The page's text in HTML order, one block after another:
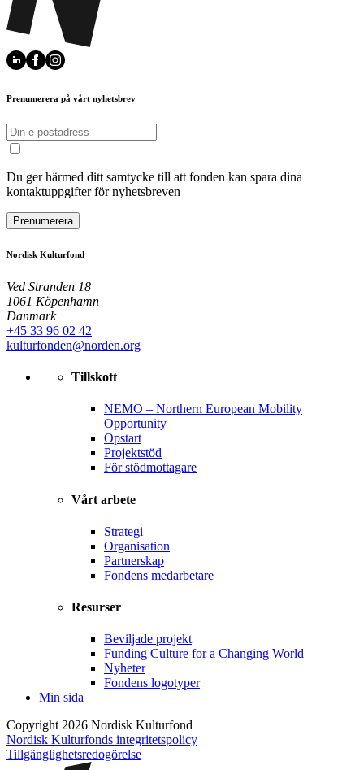
Prenumerera på vårt nyhetsbrev
Du ger härmed ditt samtycke till att fonden kan spara dina
kontaktuppgifter för nyhetsbreven
Prenumerera
Nordisk Kulturfond
Ved Stranden 18
1061 Köpenhamn
Danmark
+45 33 96 02 42
kulturfonden@norden.org
Tillskott
NEMO – Northern European Mobility
Opportunity
Opstart
Projektstöd
För stödmottagare
Vårt arbete
Strategi
Organisation
Partnerskap
Fondens medarbetare
Resurser
Beviljade projekt
Funding Culture for a Changing World
Nyheter
Fondens logotyper
Min sida
Copyright 2026 Nordisk Kulturfond
Nordisk Kulturfonds integritetspolicy
Tillgänglighets­redogörelse